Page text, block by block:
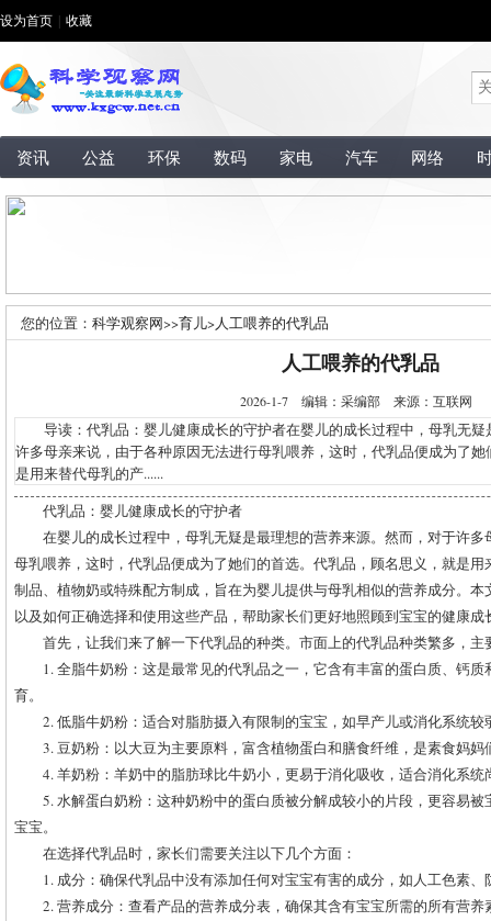
设为首页 收藏
资讯 公益 环保 数码 家电 汽车 网络
您的位置： 科学观察网>>育儿>人工喂养的代乳品
人工喂养的代乳品
2026-1-7 编辑：采编部 来源：互联网
导读：代乳品：婴儿健康成长的守护者在婴儿的成长过程中，母乳无疑
许多母亲来说，由于各种原因无法进行母乳喂养，这时，代乳品便成为了
是用来替代母乳的产......
代乳品：婴儿健康成长的守护者
在婴儿的成长过程中，母乳无疑是最理想的营养来源。然而，对于许
母乳喂养，这时，代乳品便成为了她们的首选。代乳品，顾名思义，就是
制品、植物奶或特殊配方制成，旨在为婴儿提供与母乳相似的营养成分。
以及如何正确选择和使用这些产品，帮助家长们更好地照顾到宝宝的健康成
首先，让我们来了解一下代乳品的种类。市面上的代乳品种类繁多，主
1. 全脂牛奶粉：这是最常见的代乳品之一，它含有丰富的蛋白质、钙
育。
2. 低脂牛奶粉：适合对脂肪摄入有限制的宝宝，如早产儿或消化系统较
3. 豆奶粉：以大豆为主要原料，富含植物蛋白和膳食纤维，是素食妈妈
4. 羊奶粉：羊奶中的脂肪球比牛奶小，更易于消化吸收，适合消化系
5. 水解蛋白奶粉：这种奶粉中的蛋白质被分解成较小的片段，更容易
宝宝。
在选择代乳品时，家长们需要关注以下几个方面：
1. 成分：确保代乳品中没有添加任何对宝宝有害的成分，如人工色素、
2. 营养成分：查看产品的营养成分表，确保其含有宝宝所需的所有营